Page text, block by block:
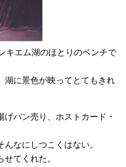
キエム湖のほとりのベンチで
湖に景色が映ってとてもきれ
パン売り、ホストカード・
なにしつこくはない。
てくれた。